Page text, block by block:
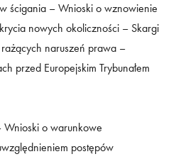
ścigania – Wnioski o wznowienie
nowych okoliczności – Skargi
naruszeń prawa –
przed Europejskim Trybunałem
Wnioski o warunkowe
postępów